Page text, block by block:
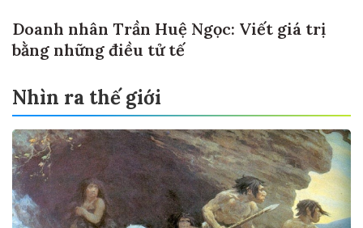
Doanh nhân Trần Huệ Ngọc: Viết giá trị
bằng những điều tử tế
Nhìn ra thế giới